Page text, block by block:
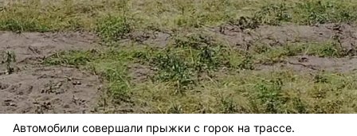
Автомобили совершали прыжки с горок на трассе.